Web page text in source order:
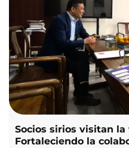
Socios sirios visitan la
Fortaleciendo la